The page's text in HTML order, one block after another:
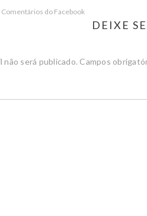
DEIXE
Comentários do Facebook
não será publicado. Campos